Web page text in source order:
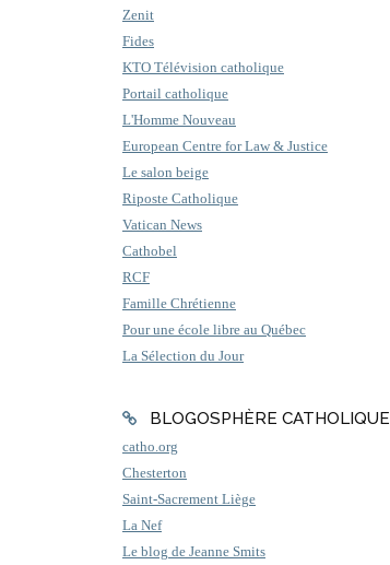
Zenit
Fides
KTO Télévision catholique
Portail catholique
L'Homme Nouveau
European Centre for Law & Justice
Le salon beige
Riposte Catholique
Vatican News
Cathobel
RCF
Famille Chrétienne
Pour une école libre au Québec
La Sélection du Jour
BLOGOSPHÈRE CATHOLIQUE
catho.org
Chesterton
Saint-Sacrement Liège
La Nef
Le blog de Jeanne Smits